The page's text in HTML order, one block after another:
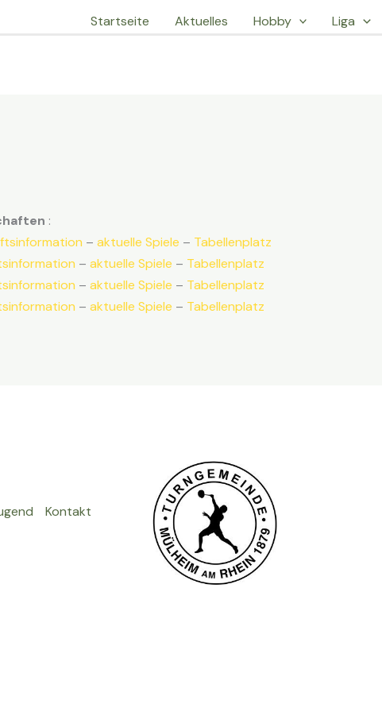
Startseite Aktuelles Hobby Liga
:
– aktuelle Spiele – Tabellenplatz
– aktuelle Spiele – Tabellenplatz
– aktuelle Spiele – Tabellenplatz
– aktuelle Spiele – Tabellenplatz
Kontakt